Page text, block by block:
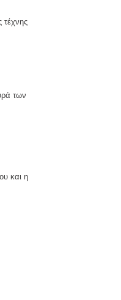
τέχνης
των
και η